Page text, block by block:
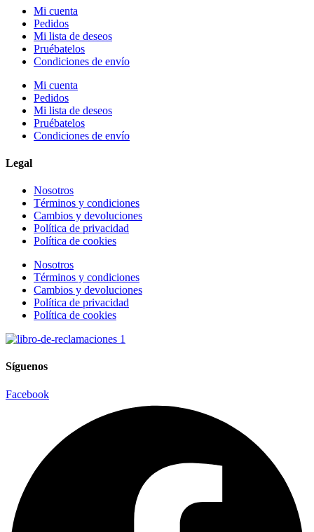
Mi cuenta
Pedidos
Mi lista de deseos
Pruébatelos
Condiciones de envío
Mi cuenta
Pedidos
Mi lista de deseos
Pruébatelos
Condiciones de envío
Legal
Nosotros
Términos y condiciones
Cambios y devoluciones
Política de privacidad
Política de cookies
Nosotros
Términos y condiciones
Cambios y devoluciones
Política de privacidad
Política de cookies
Síguenos
Facebook